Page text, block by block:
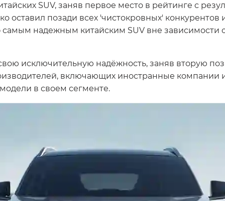
SUV, заняв первое место в рейтинге с
оставил позади всех 'чистокровных'
самым надежным китайским SUV вне зависимости
исключительную надёжность, заняв вторую
включающих иностранные компании
в своем сегменте.